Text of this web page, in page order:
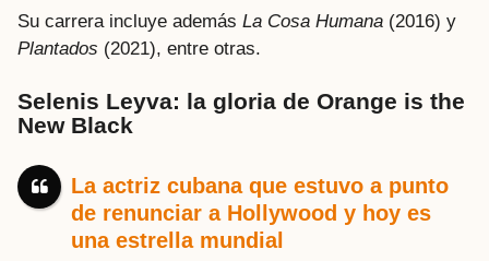
Su carrera incluye además La Cosa Humana (2016) y
Plantados (2021), entre otras.
Selenis Leyva: la gloria de Orange is the
New Black
La actriz cubana que estuvo a punto
de renunciar a Hollywood y hoy es
una estrella mundial